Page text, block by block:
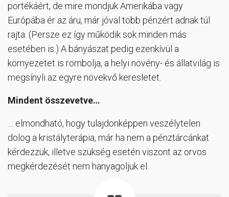
portékáért, de mire mondjuk Amerikába vagy
Európába ér az áru, már jóval több pénzért adnak túl
rajta. (Persze ez így működik sok minden más
esetében is.) A bányászat pedig ezenkívül a
környezetet is rombolja, a helyi növény- és állatvilág is
megsínyli az egyre növekvő keresletet.
Mindent összevetve…
… elmondható, hogy tulajdonképpen veszélytelen
dolog a kristályterápia, már ha nem a pénztárcánkat
kérdezzük, illetve szükség esetén viszont az orvos
megkérdezését nem hanyagoljuk el.